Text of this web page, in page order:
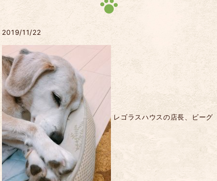
2019/11/22
レゴラスハウスの店長、ビーグ